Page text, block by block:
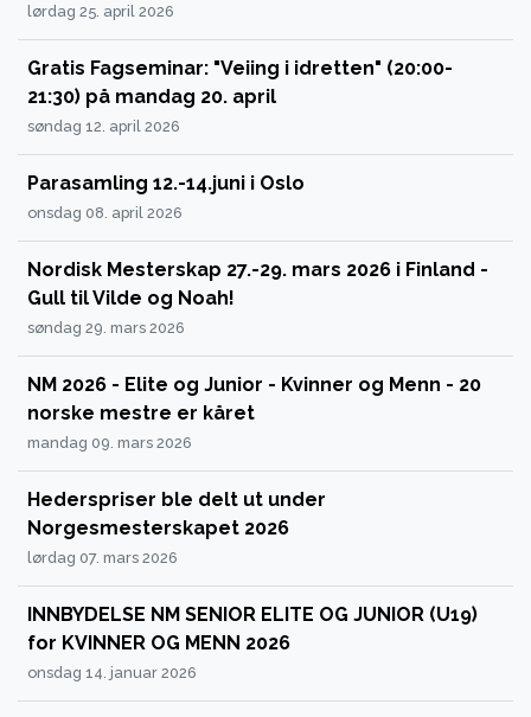
lørdag 25. april 2026
Gratis Fagseminar: "Veiing i idretten" (20:00-
21:30) på mandag 20. april
søndag 12. april 2026
Parasamling 12.-14.juni i Oslo
onsdag 08. april 2026
Nordisk Mesterskap 27.-29. mars 2026 i Finland -
Gull til Vilde og Noah!
søndag 29. mars 2026
NM 2026 - Elite og Junior - Kvinner og Menn - 20
norske mestre er kåret
mandag 09. mars 2026
Hederspriser ble delt ut under
Norgesmesterskapet 2026
lørdag 07. mars 2026
INNBYDELSE NM SENIOR ELITE OG JUNIOR (U19)
for KVINNER OG MENN 2026
onsdag 14. januar 2026